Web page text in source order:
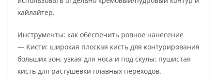
хайлайтер.
Инструменты: как обеспечить ровное нанесение
— Кисти: широкая плоская кисть для контурирования
больших зон, узкая для носа и под скулы; пушистая
кисть для растушевки плавных переходов.